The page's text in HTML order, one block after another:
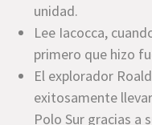
unidad.
Lee Iacocca,
primero que hizo
El explorador
exitosamente
Polo Sur gracias a